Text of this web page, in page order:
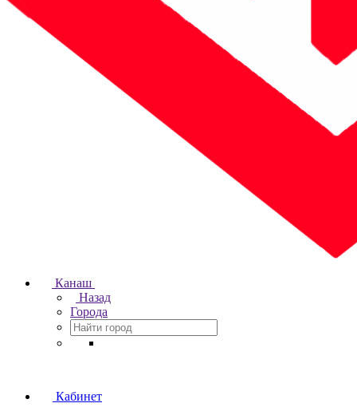
Канаш
Назад
Города
Кабинет